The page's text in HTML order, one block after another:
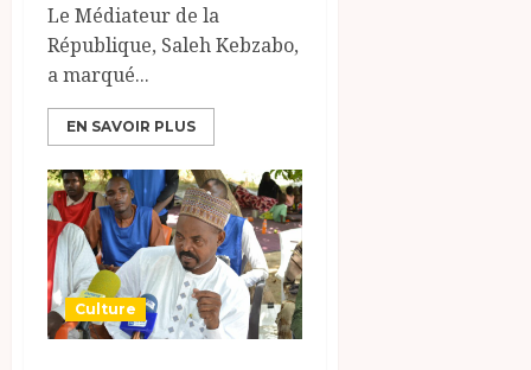
Le Médiateur de la
République, Saleh Kebzabo,
a marqué...
EN SAVOIR PLUS
Culture